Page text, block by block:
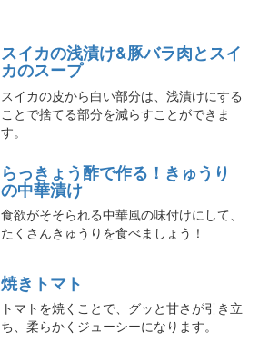
スイカの浅漬け&豚バラ肉とスイ
カのスープ
スイカの皮から白い部分は、浅漬けにする
ことで捨てる部分を減らすことができま
す。
らっきょう酢で作る！きゅうり
の中華漬け
食欲がそそられる中華風の味付けにして、
たくさんきゅうりを食べましょう！
焼きトマト
トマトを焼くことで、グッと甘さが引き立
ち、柔らかくジューシーになります。